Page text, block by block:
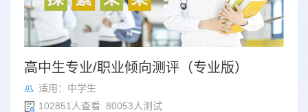
高中生专业/职业倾向测评（专业版）
适用：中学生
102851人查看 80053人测试